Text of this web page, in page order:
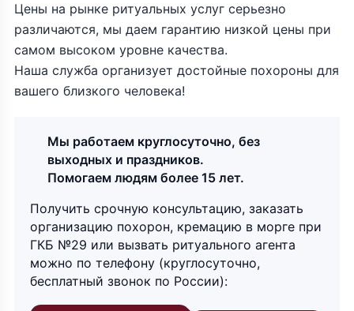
Цены на рынке ритуальных услуг серьезно
различаются, мы даем гарантию низкой цены при
самом высоком уровне качества.
Наша служба организует достойные похороны для
вашего близкого человека!
Мы работаем круглосуточно, без
выходных и праздников.
Помогаем людям более 15 лет.
Получить срочную консультацию, заказать
организацию похорон, кремацию в морге при
ГКБ №29 или вызвать ритуального агента
можно по телефону (круглосуточно,
бесплатный звонок по России):